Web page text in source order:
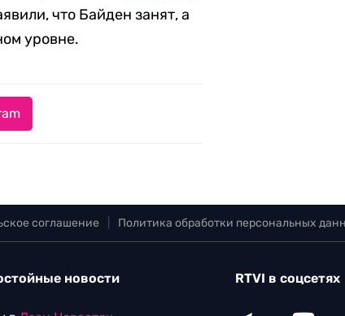
что Байден занят, а
уровне.
соглашение Политика обработки персональных
новости RTVI в соцсетях